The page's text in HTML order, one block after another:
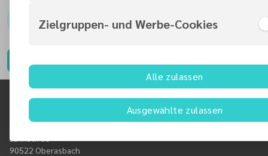
Hermann Schell
Jahnstr. 55
90522 Oberasbach
Zielgruppen- und Werbe-Cookies
Alle zulassen
Ausgewählte zulassen